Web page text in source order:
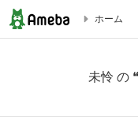
ホーム
未怜 の